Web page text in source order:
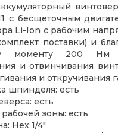
с бесщеточным
Li-Ion с рабочим
поставки) и
моменту 200 Нм
и отвинчивания
и откручивания
шпинделя: есть
есть
зоны: есть
Hex 1/4"